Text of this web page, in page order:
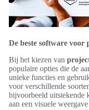
De beste software voor
Bij het kiezen van
populaire opties die de
unieke functies en
voor verschillende
bijvoorbeeld uitstekende
aan een visuele